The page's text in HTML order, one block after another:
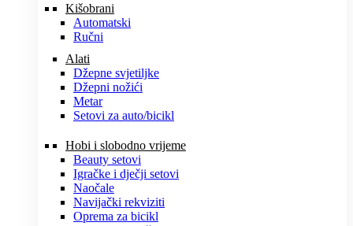
Kišobrani
Automatski
Ručni
Alati
Džepne svjetiljke
Džepni nožići
Metar
Setovi za auto/bicikl
Hobi i slobodno vrijeme
Beauty setovi
Igračke i dječji setovi
Naočale
Navijački rekviziti
Oprema za bicikl